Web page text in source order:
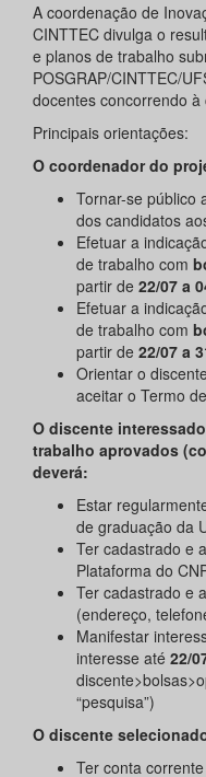
A coordenação de
CINTTEC divulga o
e planos de trabalho
POSGRAP/CINTTEC/
docentes concorrendo à
Principais orientações:
O coordenador do
Tornar-se público
dos candidatos
Efetuar a
de trabalho com
partir de 22/07 a
Efetuar a
de trabalho com
partir de 22/07 a
Orientar o
aceitar o Termo
O discente
trabalho aprovados
deverá:
Estar
de graduação da
Ter cadastrado e
Plataforma do
Ter cadastrado e
(endereço,
Manifestar
interesse até 22/
“pesquisa”)
O discente
Ter conta